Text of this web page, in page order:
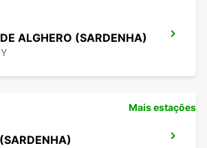
ALGHERO (SARDENHA)
Mais estações